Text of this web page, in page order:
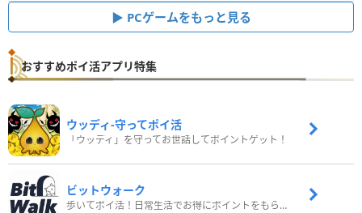
PCゲームをもっと見る
おすすめポイ活アプリ特集
ウッディ‐守ってポイ活
「ウッディ」を守ってお世話してポイントゲット！
ビットウォーク
歩いてポイ活！日常生活でお得にポイントをもらおう